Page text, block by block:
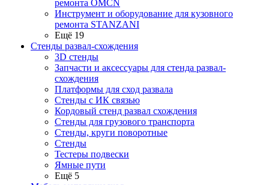
ремонта OMCN
Инструмент и оборудование для кузовного
ремонта STANZANI
Ещё 19
Стенды развал-схождения
3D стенды
Запчасти и аксессуары для стенда развал-
схождения
Платформы для сход развала
Стенды с ИК связью
Кордовый стенд развал схождения
Стенды для грузового транспорта
Стенды, круги поворотные
Стенды
Тестеры подвески
Ямные пути
Ещё 5